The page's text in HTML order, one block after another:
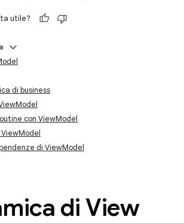
utile?
di business
con ViewModel
di ViewModel
di View